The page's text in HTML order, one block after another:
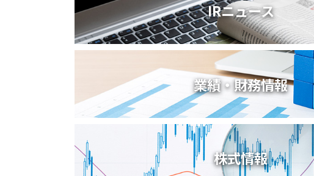
塗装トラブルと対策
OLDAS（オルダス）の概要
IRニュース
業績・財務情報
株式情報